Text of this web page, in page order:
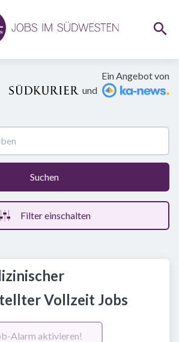
Ein Angebot von
und
Suchen
Filter einschalten
Vollzeit Jobs
Alarm aktivieren!